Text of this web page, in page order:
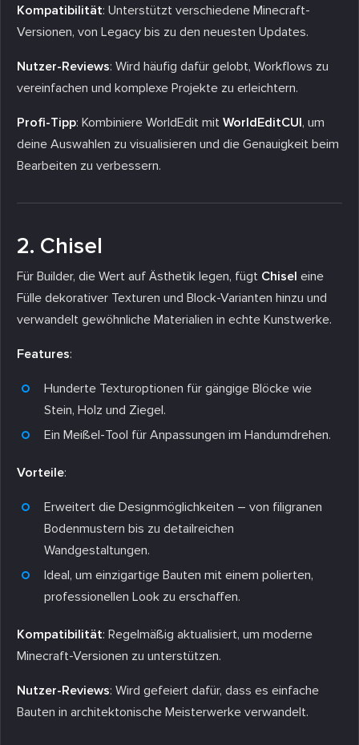
Kompatibilität: Unterstützt verschiedene Minecraft-
Versionen, von Legacy bis zu den neuesten Updates.
Nutzer-Reviews: Wird häufig dafür gelobt, Workflows zu
vereinfachen und komplexe Projekte zu erleichtern.
Profi-Tipp: Kombiniere WorldEdit mit WorldEditCUI, um
deine Auswahlen zu visualisieren und die Genauigkeit beim
Bearbeiten zu verbessern.
2. Chisel
Für Builder, die Wert auf Ästhetik legen, fügt Chisel eine
Fülle dekorativer Texturen und Block-Varianten hinzu und
verwandelt gewöhnliche Materialien in echte Kunstwerke.
Features:
Hunderte Texturoptionen für gängige Blöcke wie
Stein, Holz und Ziegel.
Ein Meißel-Tool für Anpassungen im Handumdrehen.
Vorteile:
Erweitert die Designmöglichkeiten – von filigranen
Bodenmustern bis zu detailreichen
Wandgestaltungen.
Ideal, um einzigartige Bauten mit einem polierten,
professionellen Look zu erschaffen.
Kompatibilität: Regelmäßig aktualisiert, um moderne
Minecraft-Versionen zu unterstützen.
Nutzer-Reviews: Wird gefeiert dafür, dass es einfache
Bauten in architektonische Meisterwerke verwandelt.